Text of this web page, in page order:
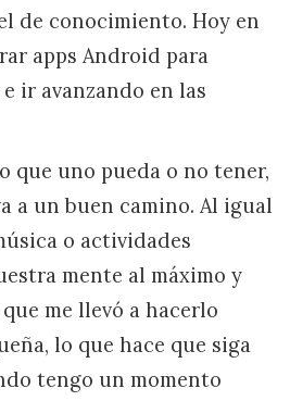
de conocimiento. Hoy en
apps Android para
ir avanzando en las
que uno pueda o no tener,
a un buen camino. Al igual
o actividades
mente al máximo y
me llevó a hacerlo
lo que hace que siga
tengo un momento